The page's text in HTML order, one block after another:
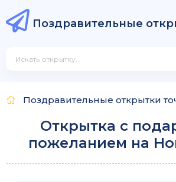
Поздравительные
Поздравительные открытки
Открытка с
пожеланием на